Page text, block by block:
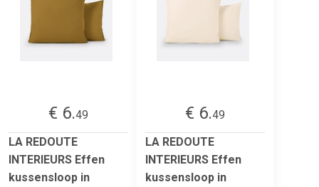
€ 6.49
LA REDOUTE
INTERIEURS Effen
kussensloop in
€ 6.49
LA REDOUTE
INTERIEURS Effen
kussensloop in